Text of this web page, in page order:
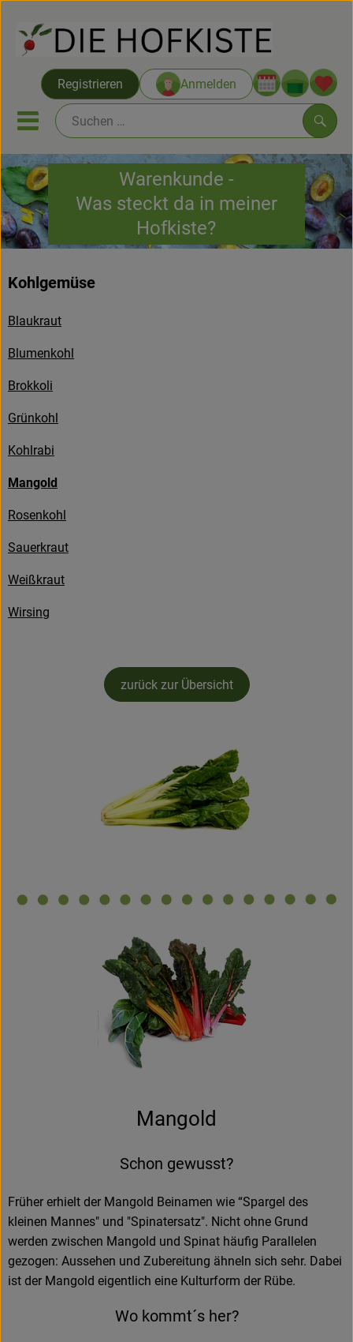
Registrieren Anmelden
Mobiles Menu öffnen oder
Saatgut ab Juli
Themenwelten
TrinkBar
NonFood & Saaten
Großgebinde
Warenkunde -
Was steckt da in meiner
Hofkiste?
Kohlgemüse
Blaukraut
Blumenkohl
Brokkoli
Grünkohl
Kohlrabi
Mangold
Rosenkohl
Sauerkraut
Weißkraut
Wirsing
zurück zur Übersicht
Mangold
Schon gewusst?
Früher erhielt der Mangold Beinamen wie “Spargel des
kleinen Mannes" und "Spinatersatz". Nicht ohne Grund
werden zwischen Mangold und Spinat häufig Parallelen
gezogen: Aussehen und Zubereitung ähneln sich sehr. Dabei
ist der Mangold eigentlich eine Kulturform der Rübe.
Wo kommt´s her?